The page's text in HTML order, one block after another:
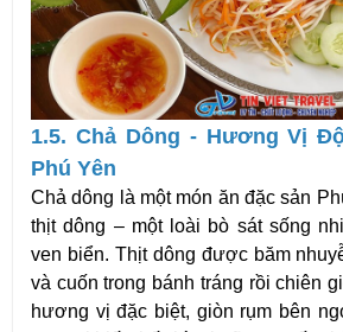
1.5. Chả Dông - Hương Vị
Phú Yên
Chả dông là một món ăn đặc sản
thịt dông – một loài bò sát sống
ven biển. Thịt dông được băm
và cuốn trong bánh tráng rồi chiên
hương vị đặc biệt, giòn rụm bên